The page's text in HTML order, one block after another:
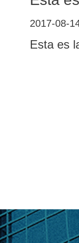
2017-08-
Esta es